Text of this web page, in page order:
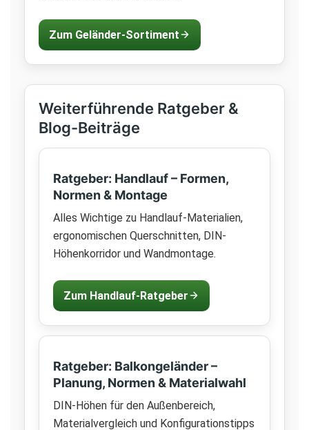
Zum Geländer-Sortiment
Weiterführende Ratgeber &
Blog-Beiträge
Ratgeber: Handlauf – Formen,
Normen & Montage
Alles Wichtige zu Handlauf-Materialien,
ergonomischen Querschnitten, DIN-
Höhenkorridor und Wandmontage.
Zum Handlauf-Ratgeber
Ratgeber: Balkongeländer –
Planung, Normen & Materialwahl
DIN-Höhen für den Außenbereich,
Materialvergleich und Konfigurationstipps